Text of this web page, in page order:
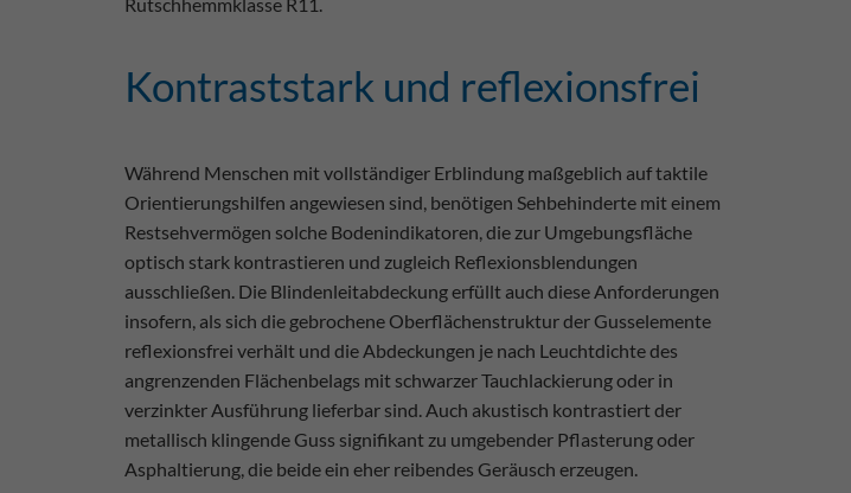
Kontraststark und reflexionsfrei
Während Menschen mit vollständiger Erblindung maßgeblich auf taktile
Orientierungshilfen angewiesen sind, benötigen Sehbehinderte mit einem
Restsehvermögen solche Bodenindikatoren, die zur Umgebungsfläche
optisch stark kontrastieren und zugleich Reflexionsblendungen
ausschließen. Die Blindenleitabdeckung erfüllt auch diese Anforderungen
insofern, als sich die gebrochene Oberflächenstruktur der Gusselemente
reflexionsfrei verhält und die Abdeckungen je nach Leuchtdichte des
angrenzenden Flächenbelags mit schwarzer Tauchlackierung oder in
verzinkter Ausführung lieferbar sind. Auch akustisch kontrastiert der
metallisch klingende Guss signifikant zu umgebender Pflasterung oder
Asphaltierung, die beide ein eher reibendes Geräusch erzeugen.